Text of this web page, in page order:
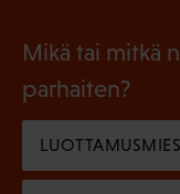
n
e
)
l
i
n
Mikä tai mitkä
parhaiten?
LUOTTAMUSMIES